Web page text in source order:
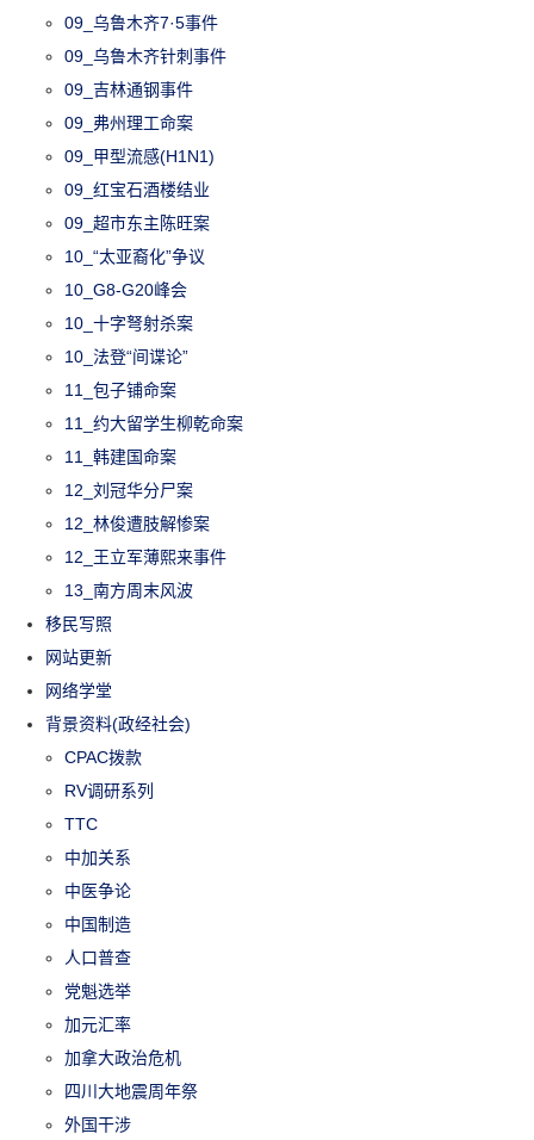
09_乌鲁木齐7·5事件
09_乌鲁木齐针刺事件
09_吉林通钢事件
09_弗州理工命案
09_甲型流感(H1N1)
09_红宝石酒楼结业
09_超市东主陈旺案
10_“太亚裔化”争议
10_G8-G20峰会
10_十字弩射杀案
10_法登“间谍论”
11_包子铺命案
11_约大留学生柳乾命案
11_韩建国命案
12_刘冠华分尸案
12_林俊遭肢解惨案
12_王立军薄熙来事件
13_南方周末风波
移民写照
网站更新
网络学堂
背景资料(政经社会)
CPAC拨款
RV调研系列
TTC
中加关系
中医争论
中国制造
人口普查
党魁选举
加元汇率
加拿大政治危机
四川大地震周年祭
外国干涉